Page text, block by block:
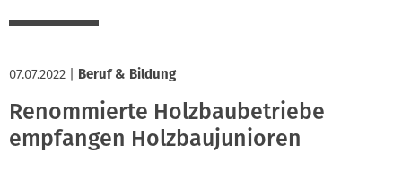
07.07.2022 Beruf & Bildung
Renommierte Holzbaubetriebe
empfangen Holzbaujunioren